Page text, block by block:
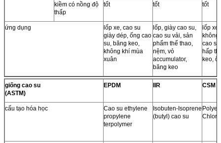
kiềm có nồng độ
thấp
tốt tốt tốt
ứng dụng
lốp xe, cao su
giày dép, ống cao
su, băng keo,
không khí mùa
xuân
lốp, giày cao su,
cao su vải, sản
phẩm thể thao,
nệm, vỏ
accumulator,
băng keo
lốp xe
không
cao
hấp
keo,
giống cao su
(ASTM)
EPDM IIR CSM
cấu tạo hóa học
Cao su ethylene
propylene
terpolymer
Isobuten-Isoprene
(butyl) cao su